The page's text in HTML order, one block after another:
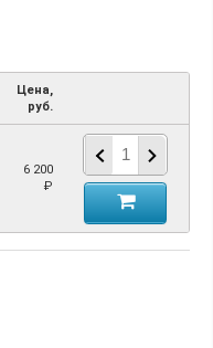
Цена,
руб.
6 200
₽